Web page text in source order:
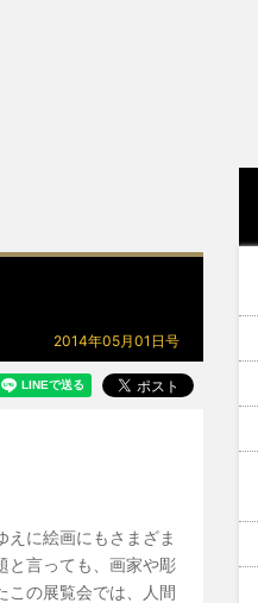
2014年05月01日号
えに絵画にもさまざま
と言っても、画家や彫
この展覧会では、人間